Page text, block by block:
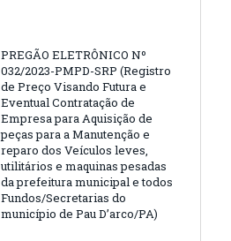
PREGÃO ELETRÔNICO Nº
032/2023-PMPD-SRP (Registro
de Preço Visando Futura e
Eventual Contratação de
Empresa para Aquisição de
peças para a Manutenção e
reparo dos Veículos leves,
utilitários e maquinas pesadas
da prefeitura municipal e todos
Fundos/Secretarias do
município de Pau D’arco/PA)